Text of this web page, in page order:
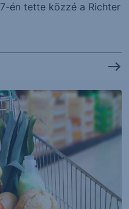
én tette közzé a Richter